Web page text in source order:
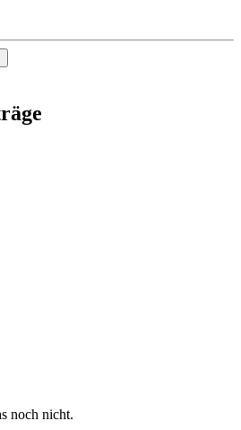
noch nicht.